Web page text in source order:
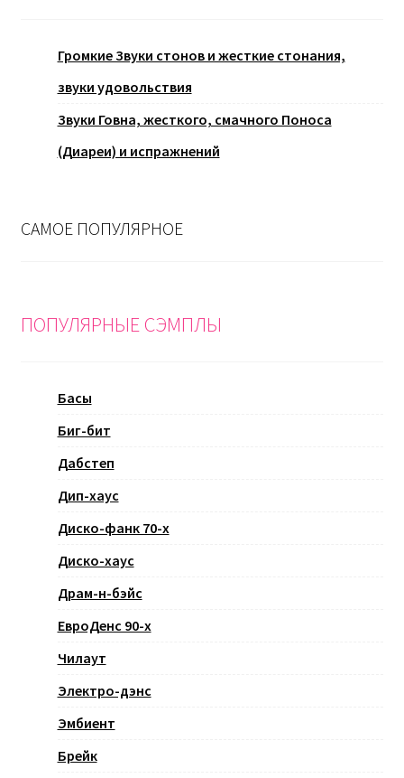
Громкие Звуки стонов и жесткие стонания,
звуки удовольствия
Звуки Говна, жесткого, смачного Поноса
(Диареи) и испражнений
САМОЕ ПОПУЛЯРНОЕ
ПОПУЛЯРНЫЕ СЭМПЛЫ
Басы
Биг-бит
Дабстеп
Дип-хаус
Диско-фанк 70-х
Диско-хаус
Драм-н-бэйс
ЕвроДенс 90-х
Чилаут
Электро-дэнс
Эмбиент
Брейк